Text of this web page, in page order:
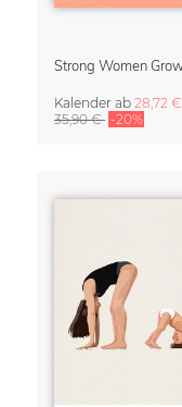
Kalender ab 28,72 €
35,90 € -20%